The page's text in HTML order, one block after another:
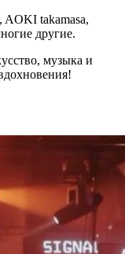
takamasa,
другие.
музыка и